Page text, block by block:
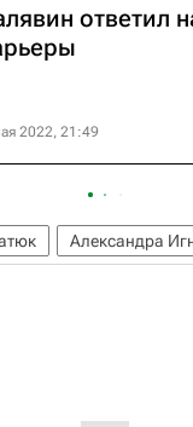
ответил
2022, 21:49
Александра